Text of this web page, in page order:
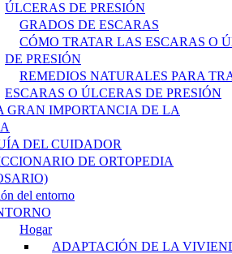
ÚLCERAS DE PRESIÓN
GRADOS DE ESCARAS
CÓMO TRATAR LAS ESCARAS O
DE PRESIÓN
REMEDIOS NATURALES PARA
ESCARAS O ÚLCERAS DE PRESIÓN
GRAN IMPORTANCIA DE LA
DEL CUIDADOR
DE ORTOPEDIA
del entorno
Hogar
ADAPTACIÓN DE LA